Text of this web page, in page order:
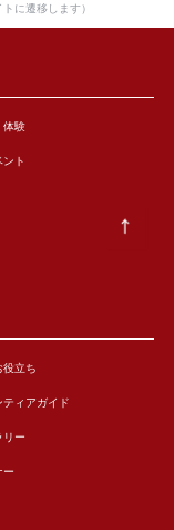
トに遷移します）
体験
ト
役立ち
ティアガイド
リー
ー